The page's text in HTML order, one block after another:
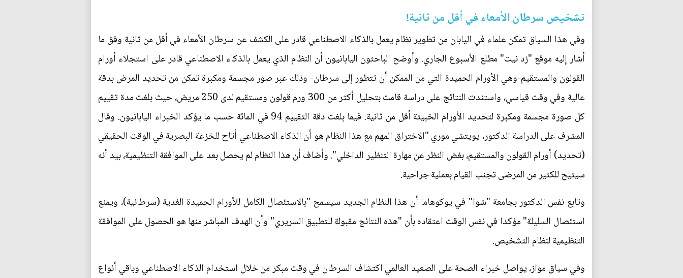
تشخيص سرطان الأمعاء في أقل من ثانية!
وفي هذا السياق تمكن علماء في اليابان من تطوير نظام يعمل بالذكاء الاصطناعي قادر على الكشف عن سرطان الأمعاء في أقل من ثانية وفق ما
أشار إليه موقع "زد نيت" مطلع الأسبوع الجاري. وأوضح الباحثون اليابانيون أن النظام الذي يعمل بالذكاء الاصطناعي قادر على استجلاء أورام
القولون والمستقيم-وهي الأورام الحميدة التي من الممكن أن تتطور إلى سرطان- وذلك عبر صور مجسمة ومكبرة تمكن من تحديد المرض بدقة
عالية وفي وقت قياسي، واستندت النتائج على دراسة قامت بتحليل أكثر من 300 ورم قولون ومستقيم لدى 250 مريض، حيث بلغت مدة تقييم
كل صورة مجسمة ومكبرة لتحديد الأورام الخبيثة أقل من ثانية. فيما بلغت دقة التقييم 94 في المائة حسب ما يؤكد الخبراء اليابانيون. وقال
المشرف على الدراسة الدكتور، يويتشي موري "الاختراق المهم مع هذا النظام هو أن الذكاء الاصطناعي أتاح للخزعة البصرية في الوقت الحقيقي
(تحديد) أورام القولون والمستقيم، بغض النظر عن مهارة التنظير الداخلي". وأضاف أن هذا النظام لم يحصل بعد على الموافقة التنظيمية، بيد أنه
سيتيح للكثير من المرضى تجنب القيام بعملية جراحية.
وتابع نفس الدكتور بجامعة "شوا" في يوكوهاما أن هذا النظام الجديد سيسمح "بالاستئصال الكامل للأورام الحميدة الغدية (سرطانية)، ويمنع
استئصال السليلة" مؤكدا في نفس الوقت اعتقاده بأن "هذه النتائج مقبولة للتطبيق السريري" وأن الهدف المباشر منها هو الحصول على الموافقة
التنظيمية لنظام التشخيص.
وفي سياق مواز، يواصل خبراء الصحة على الصعيد العالمي اكتشاف السرطان في وقت مبكر من خلال استخدام الذكاء الاصطناعي وباقي أنواع